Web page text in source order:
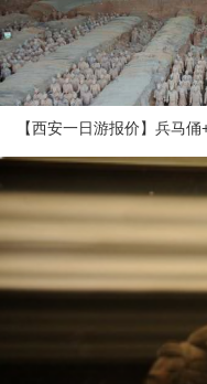
【西安一日游报价】兵马